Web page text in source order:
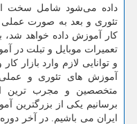
داده می‌شود شامل سخت
تئوری و بعد به صورت عملی
کار آموزش داده خواهد شد،
تعمیرات موبایل و تبلت در
و توانایی لازم وارد بازار
آموزش های تئوری و
متخصصین و مجرب ترین
برسانیم یکی از بزرگترین
ایران می باشیم. در آخر